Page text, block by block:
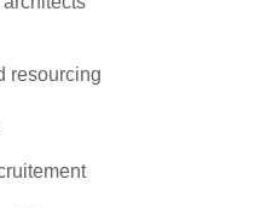
resourcing